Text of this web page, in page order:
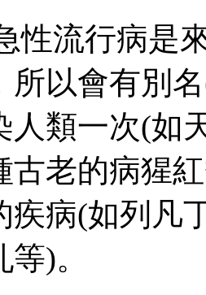
性流行病是
所以會有別名
人類一次(如
古老的病猩
疾病(如列凡
等)。